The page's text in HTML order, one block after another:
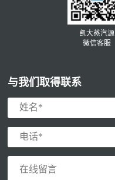
凯大蒸汽源
微信客服
与我们取得联系